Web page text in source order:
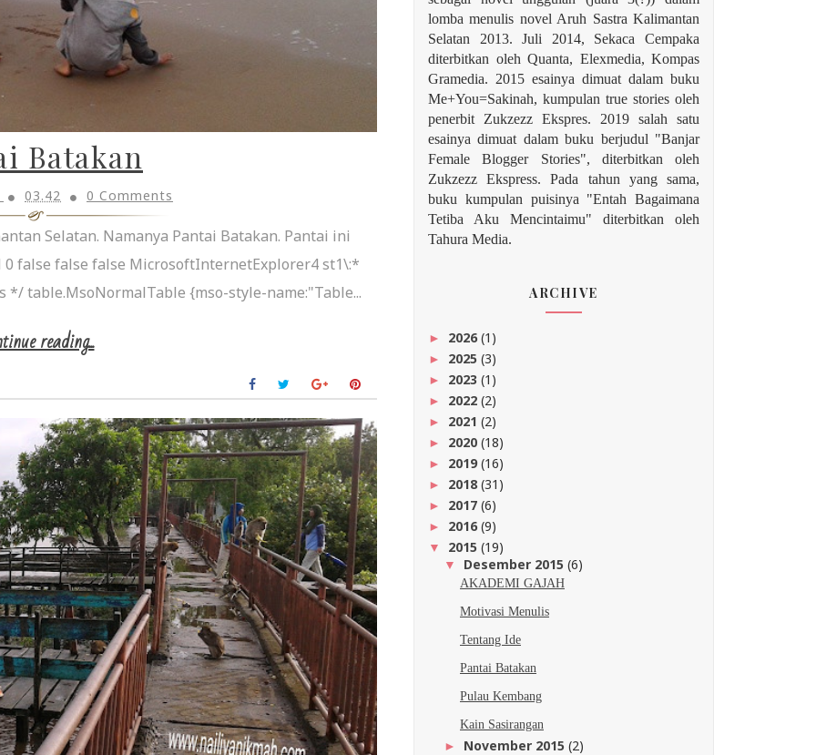
Batakan
03.42 0 Comments
Selatan. Namanya Pantai Batakan. Pantai ini
false false false MicrosoftInternetExplorer4 st1\:*
table.MsoNormalTable {mso-style-name:"Table...
reading...
lomba menulis novel Aruh Sastra Kalimantan
Selatan 2013. Juli 2014, Sekaca Cempaka
diterbitkan oleh Quanta, Elexmedia, Kompas
Gramedia. 2015 esainya dimuat dalam buku
Me+You=Sakinah, kumpulan true stories oleh
penerbit Zukzezz Ekspres. 2019 salah satu
esainya dimuat dalam buku berjudul "Banjar
Female Blogger Stories", diterbitkan oleh
Zukzezz Ekspress. Pada tahun yang sama,
buku kumpulan puisinya "Entah Bagaimana
Tetiba Aku Mencintaimu" diterbitkan oleh
Tahura Media.
ARCHIVE
► 2026(1)
► 2025 (3)
► 2023 (1)
► 2022 (2)
► 2021 (2)
► 2020 (18)
► 2019(16)
► 2018 (31)
► 2017 (6)
► 2016(9)
▼ 2015 (19)
▼ Desember 2015 (6)
AKADEMI GAJAH
Motivasi Menulis
Tentang Ide
Pantai Batakan
Pulau Kembang
Kain Sasirangan
► November 2015 (2)